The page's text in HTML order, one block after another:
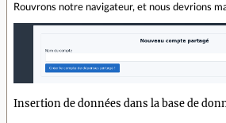
Rouvrons notre navigateur, et nous devrions
Insertion de données dans la base de